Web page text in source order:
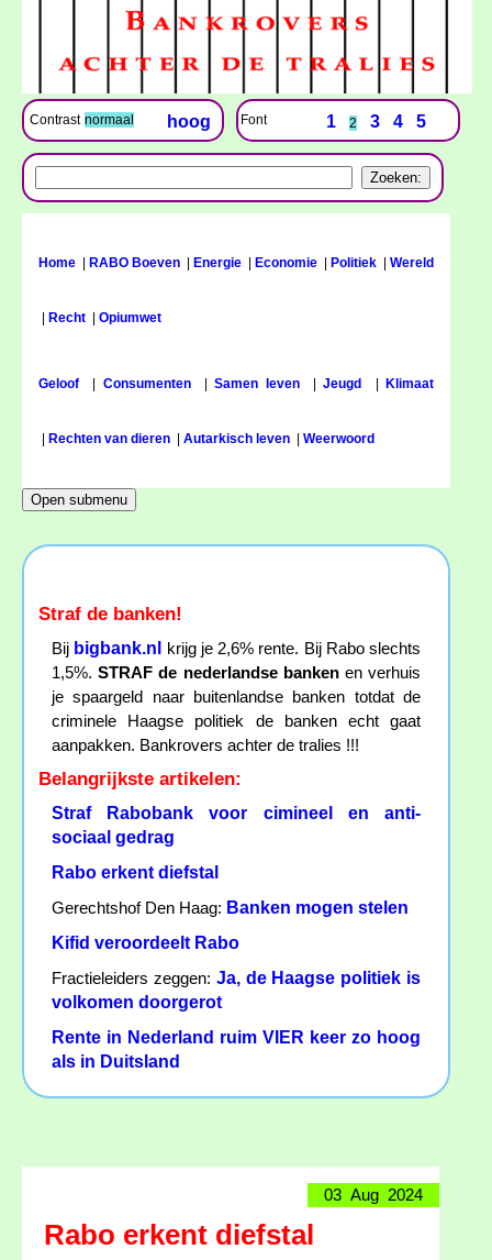
Contrast normaal hoog Font 1 2 3 4 5
Home RABO Boeven Energie Economie Politiek Wereld
Recht Opiumwet
Geloof Consumenten|Samen leven|Jeugd Klimaat
Rechten van dieren Autarkisch leven Weerwoord
Straf de banken!
Bij bigbank.nl
krijg je 2,6% rente. Bij Rabo slechts
1,5%.STRAF de nederlandse bankenen verhuis
je spaargeld naar buitenlandse banken totdat de
criminele Haagse politiek de banken echt gaat
aanpakken. Bankrovers achter de tralies !!!
Belangrijkste artikelen:
Straf Rabobank voor cimineel en anti-
sociaal gedrag
Rabo erkent diefstal
Gerechtshof Den Haag: Banken mogen stelen
Kifid veroordeelt Rabo
Fractieleiders zeggen: Ja, de Haagse politiek is
volkomen doorgerot
Rente in Nederland ruim VIER keer zo hoog
als in Duitsland
03 Aug 2024
Rabo erkent diefstal